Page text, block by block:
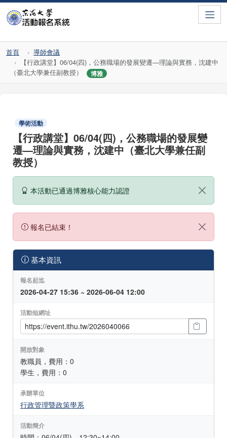
首頁
導師會議
【行政講堂】06/04(四)，公務職場的發展變遷—理論與實務，沈建中
（臺北大學兼任副教授）
博雅
學術活動
【行政講堂】06/04(四)，公務職場的發展變
遷—理論與實務，沈建中（臺北大學兼任副
教授）
本活動已通過博雅核心能力認證
報名已結束！
基本資訊
報名起迄
2026-04-27 15:36 ~ 2026-06-04 12:00
活動短網址
開放對象
教職員，費用：0
學生，費用：0
承辦單位
行政管理暨政策學系
活動簡介